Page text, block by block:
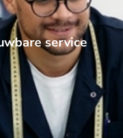
service